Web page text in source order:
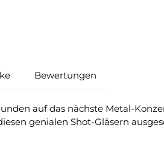
Bewertungen
auf das nächste Metal-
genialen Shot-Gläsern